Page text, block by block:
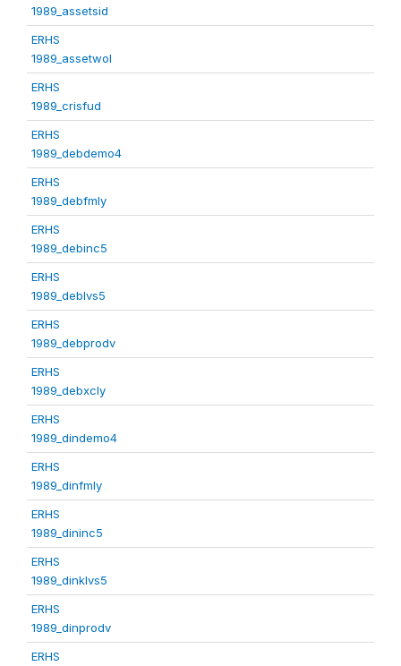
1989_assetsid
ERHS
1989_assetwol
ERHS
1989_crisfud
ERHS
1989_debdemo4
ERHS
1989_debfmly
ERHS
1989_debinc5
ERHS
1989_deblvs5
ERHS
1989_debprodv
ERHS
1989_debxcly
ERHS
1989_dindemo4
ERHS
1989_dinfmly
ERHS
1989_dininc5
ERHS
1989_dinklvs5
ERHS
1989_dinprodv
ERHS